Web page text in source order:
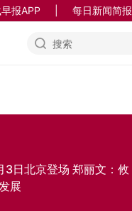
报APP 每日新闻简报
3日北京登场 郑丽文：攸
展